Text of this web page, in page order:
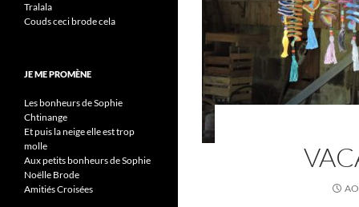
Tralala
Couds ceci brode cela
JE ME PROMÈNE
Les bonheurs de Sophie
Chtinange
Et puis la neige elle est trop
molle
Aux petits bonheurs de Sophie
Noëlle Brode
Amitiés Croisées